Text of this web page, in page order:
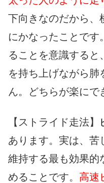
下向きなのだから、
にかなったことです
ることを意識すると
を持ち上げながら肺
ん。どちらが楽にで
【ストライド走法】
あります。実は、苦
維持する最も効果的
めることです。 高速